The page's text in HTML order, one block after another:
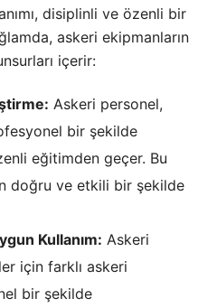
disiplinli ve özenli bir
askeri ekipmanların
içerir:
Askeri personel,
bir şekilde
eğitimden geçer. Bu
doğru ve etkili bir şekilde
Kullanım: Askeri
için farklı askeri
bir şekilde